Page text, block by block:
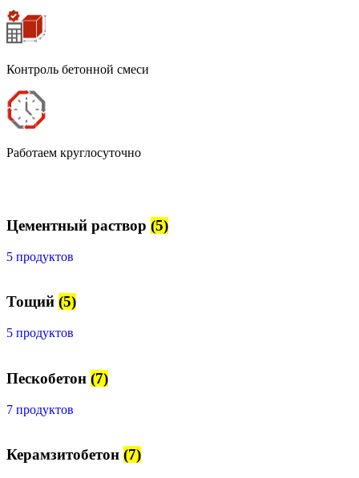
Контроль бетонной смеси
Работаем круглосуточно
Цементный раствор (5)
5 продуктов
Тощий (5)
5 продуктов
Пескобетон (7)
7 продуктов
Керамзитобетон (7)